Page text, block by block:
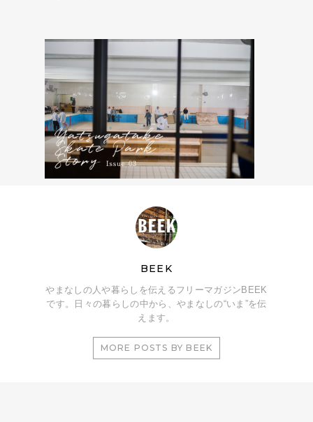
BEEK
やまなしの人や暮らしを伝えるフリーマガジンBEEK
です。日々の暮らしの中から、やまなしの“いま”を伝
えます。
MORE POSTS BY BEEK